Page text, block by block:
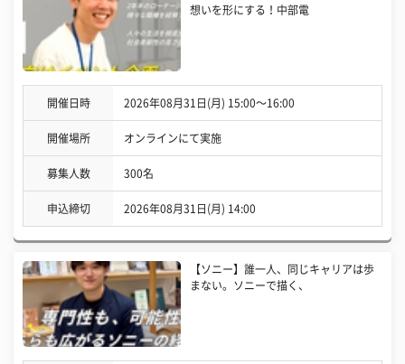
想いを形にする！中部電
開催日時 2026年08月31日(月) 15:00〜16:00
開催場所 オンラインにて実施
募集人数 300名
申込締切 2026年08月31日(月) 14:00
【ソニー】誰一人、同じキャリアは歩
まない。ソニーで描く、